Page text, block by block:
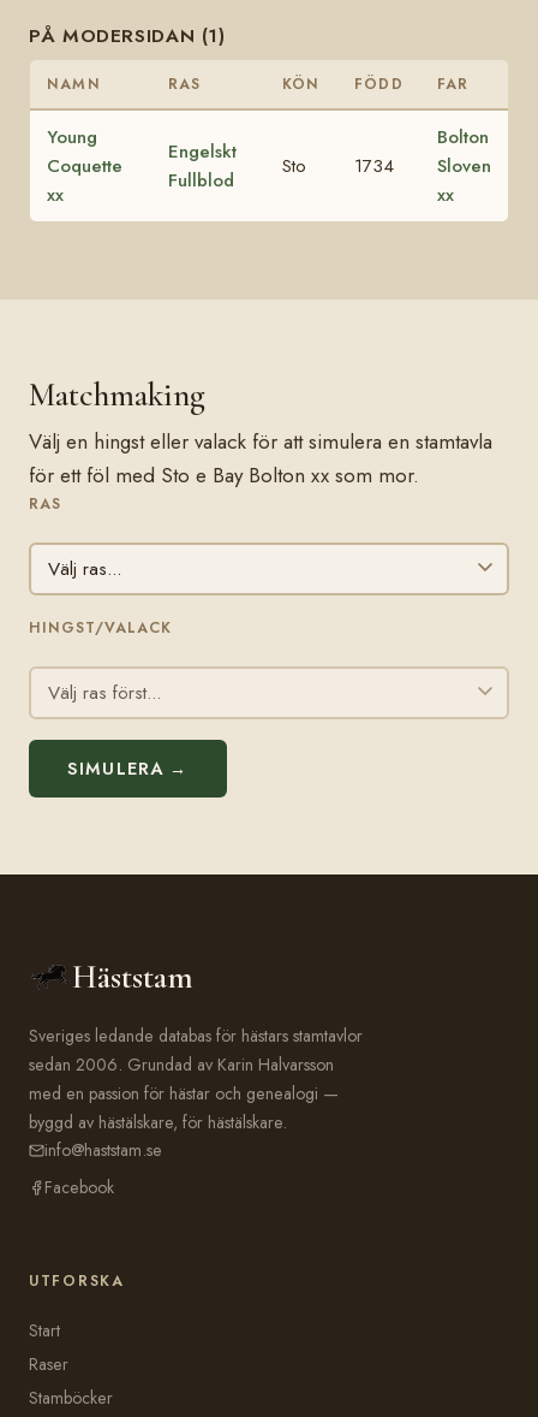
PÅ MODERSIDAN (1)
NAMN RAS KÖN FÖDD FAR
Young
Coquette
xx
Engelskt
Fullblod
Sto 1734
Bolton
Sloven
xx
Matchmaking
Välj en hingst eller valack för att simulera en stamtavla
för ett föl med Sto e Bay Bolton xx som mor.
RAS
HINGST/VALACK
SIMULERA →
Häststam
Sveriges ledande databas för hästars stamtavlor
sedan 2006. Grundad av Karin Halvarsson
med en passion för hästar och genealogi —
byggd av hästälskare, för hästälskare.
info@haststam.se
Facebook
UTFORSKA
Start
Raser
Stamböcker